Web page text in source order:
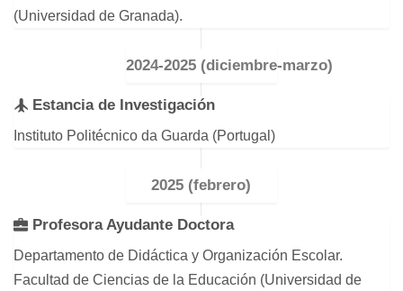
(Universidad de Granada).
2024-2025 (diciembre-marzo)
Estancia de Investigación
Instituto Politécnico da Guarda (Portugal)
2025 (febrero)
Profesora Ayudante Doctora
Departamento de Didáctica y Organización Escolar.
Facultad de Ciencias de la Educación (Universidad de